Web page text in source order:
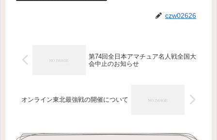
czw02626
第74回全日本アマチュア名人戦全国大
会中止のお知らせ
オンライン東北最強戦の開催について